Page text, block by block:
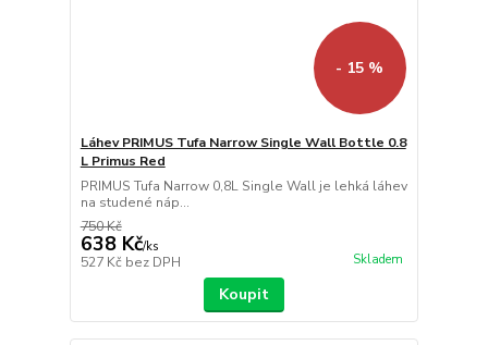
- 15 %
Láhev PRIMUS Tufa Narrow Single Wall Bottle 0.8
L Primus Red
PRIMUS Tufa Narrow 0,8L Single Wall je lehká láhev
na studené náp...
750 Kč
638 Kč/ks
527 Kč bez DPH Skladem
Koupit